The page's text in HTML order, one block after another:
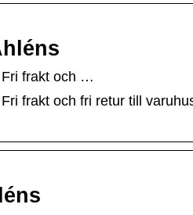
frakt och …
frakt och fri retur till